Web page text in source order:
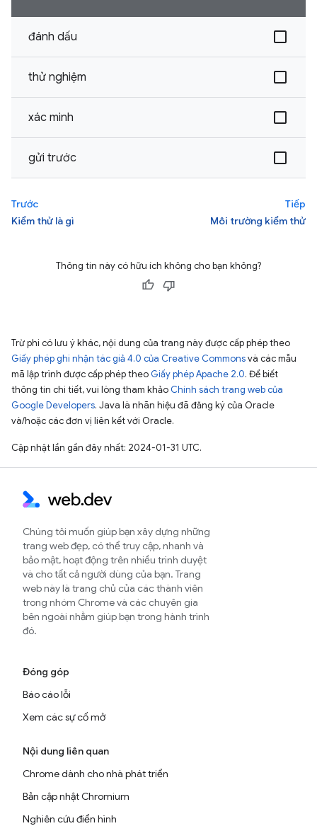
đánh dấu
thử nghiệm
xác minh
gửi trước
Trước
Kiểm thử là gì
Tiếp
Môi trường kiểm thử
Thông tin này có hữu ích không cho bạn không?
Trừ phi có lưu ý khác, nội dung của trang này được cấp phép theo
Giấy phép ghi nhận tác giả 4.0 của Creative Commonsvà các mẫu
mã lập trình được cấp phép theo Giấy phép Apache 2.0. Để biết
thông tin chi tiết, vui lòng tham khảo Chính sách trang web của
Google Developers. Java là nhãn hiệu đã đăng ký của Oracle
và/hoặc các đơn vị liên kết với Oracle.
Cập nhật lần gần đây nhất: 2024-01-31 UTC.
Chúng tôi muốn giúp bạn xây dựng những
trang web đẹp, có thể truy cập, nhanh và
bảo mật, hoạt động trên nhiều trình duyệt
và cho tất cả người dùng của bạn. Trang
web này là trang chủ của các thành viên
trong nhóm Chrome và các chuyên gia
bên ngoài nhằm giúp bạn trong hành trình
đó.
Đóng góp
Báo cáo lỗi
Xem các sự cố mở
Nội dung liên quan
Chrome dành cho nhà phát triển
Bản cập nhật Chromium
Nghiên cứu điển hình